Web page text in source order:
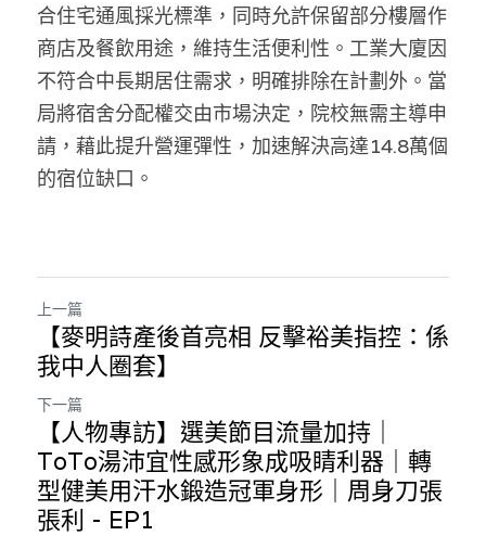
汪明欣專欄
張美雄專欄
莊豪鋒專欄
香港科技專上書院｜專欄
合住宅通風採光標準，同時允許保留部分樓層作
商店及餐飲用途，維持生活便利性。工業大廈因
不符合中長期居住需求，明確排除在計劃外。當
局將宿舍分配權交由市場決定，院校無需主導申
請，藉此提升營運彈性，加速解決高達14.8萬個
的宿位缺口。
上一篇
【麥明詩產後首亮相 反擊裕美指控：係
我中人圈套】
下一篇
【人物專訪】選美節目流量加持｜
ToTo湯沛宜性感形象成吸睛利器｜轉
型健美用汗水鍛造冠軍身形｜周身刀張
張利 - EP1